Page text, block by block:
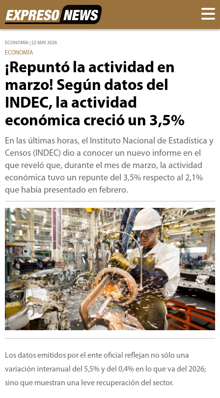
ECONOMÍA | 22 MAY 2026
ECONOMÍA
¡Repuntó la actividad en
marzo! Según datos del
INDEC, la actividad
económica creció un 3,5%
En las últimas horas, el Instituto Nacional de Estadística y
Censos (INDEC) dio a conocer un nuevo informe en el
que reveló que, durante el mes de marzo, la actividad
económica tuvo un repunte del 3,5% respecto al 2,1%
que había presentado en febrero.
Los datos emitidos por el ente oficial reflejan no sólo una
variación interanual del 5,5% y del 0,4% en lo que va del 2026;
sino que muestran una leve recuperación del sector.